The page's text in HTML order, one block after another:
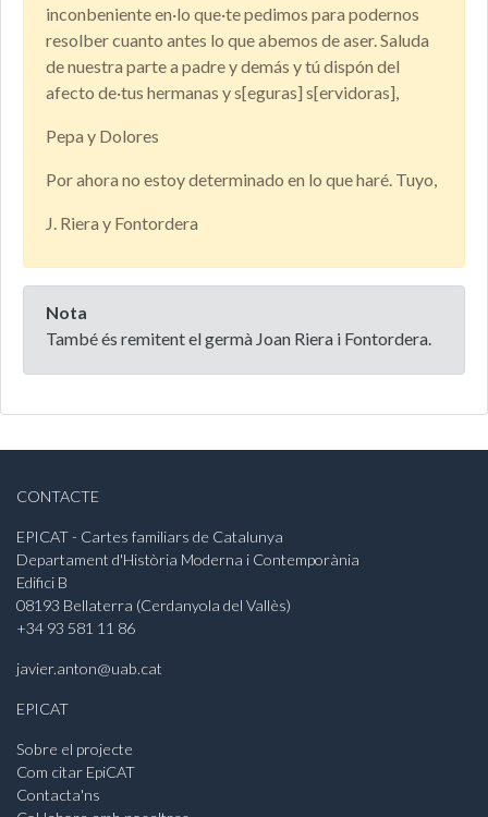
inconbeniente en·lo que·te pedimos para podernos
resolber cuanto antes lo que abemos de aser. Saluda
de nuestra parte a padre y demás y tú dispón del
afecto de·tus hermanas y s[eguras] s[ervidoras],
Pepa y Dolores
Por ahora no estoy determinado en lo que haré. Tuyo,
J. Riera y Fontordera
Nota
També és remitent el germà Joan Riera i Fontordera.
CONTACTE
EPICAT - Cartes familiars de Catalunya
Departament d'Història Moderna i Contemporània
Edifici B
08193 Bellaterra (Cerdanyola del Vallès)
+34 93 581 11 86
javier.anton@uab.cat
EPICAT
Sobre el projecte
Com citar EpiCAT
Contacta'ns